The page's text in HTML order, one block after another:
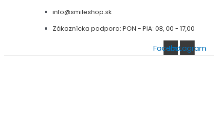
info@smileshop.sk
Zákaznícka podpora: PON - PIA: 08, 00 - 17,00
Facebook
Instagram